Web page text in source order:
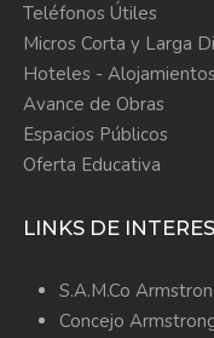
Teléfonos Útiles
Micros Corta y Larga
Hoteles -
Avance de Obras
Espacios Públicos
Oferta Educativa
LINKS DE INTERES
S.A.M.Co
Concejo